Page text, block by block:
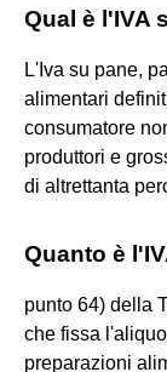
Qual è l'IVA
L'Iva su pane,
alimentari
consumatore
produttori e
di altrettanta
Quanto è
punto 64) della
che fissa
preparazioni